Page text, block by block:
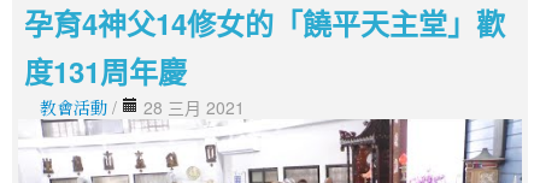
孕育4神父14修女的「饒平天主堂」歡
度131周年慶
教會活動 / 28 三月 2021